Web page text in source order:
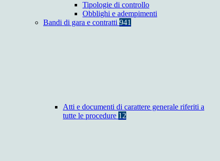
Tipologie di controllo
Obblighi e adempimenti
Bandi di gara e contratti 941
Atti e documenti di carattere generale riferiti a
tutte le procedure 12